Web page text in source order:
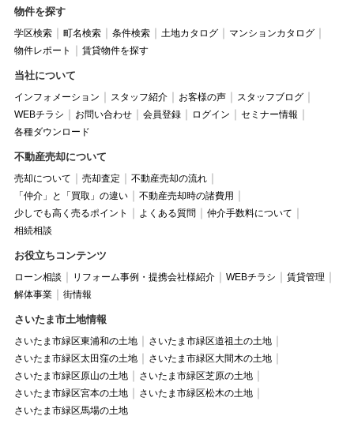
物件を探す
学区検索 町名検索 条件検索 土地カタログ
マンションカタログ
物件レポート
賃貸物件を探す
当社について
インフォメーション スタッフ紹介 お客様の声
スタッフブログ
WEBチラシ
お問い合わせ 会員登録 ログイン
セミナー情報
各種ダウンロード
不動産売却について
売却について 売却査定
不動産売却の流れ
「仲介」と「買取」の違い
不動産売却時の諸費用
少しでも高く売るポイント
よくある質問
仲介手数料について
相続相談
お役立ちコンテンツ
ローン相談 リフォーム事例・提携会社様紹介 WEBチラシ
賃貸管理
解体事業
街情報
さいたま市土地情報
さいたま市緑区東浦和の土地
さいたま市緑区道祖土の土地
さいたま市緑区太田窪の土地
さいたま市緑区大間木の土地
さいたま市緑区原山の土地
さいたま市緑区芝原の土地
さいたま市緑区宮本の土地
さいたま市緑区松木の土地
さいたま市緑区馬場の土地